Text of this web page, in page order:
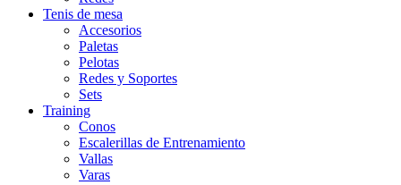
Tenis de mesa
Accesorios
Paletas
Pelotas
Redes y Soportes
Sets
Training
Conos
Escalerillas de Entrenamiento
Vallas
Varas